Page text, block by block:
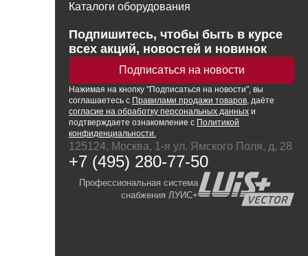
Каталоги оборудования
Подпишитесь, чтобы быть в курсе
всех акций, новостей и новинок
Подписаться на новости
Нажимая на кнопку "Подписаться на новости", вы
соглашаетесь с Правилами продажи товаров, даёте
согласие на обработку персональных данных и
подтверждаете ознакомление с Политикой
конфиденциальности.
125124, Москва, 1-я ул. Ямского Поля, д. 28
+7 (495) 280-77-50
Профессиональная система
снабжения ЛУИС+